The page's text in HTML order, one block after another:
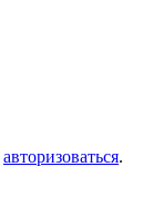
авторизоваться.